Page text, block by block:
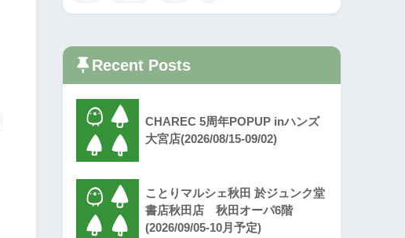
Recent Posts
CHAREC 5周年POPUP inハンズ
大宮店(2026/08/15-09/02)
ことりマルシェ秋田 於ジュンク堂
書店秋田店 秋田オーパ6階
(2026/09/05-10月予定)